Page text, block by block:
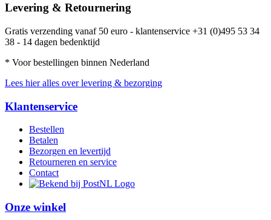
Levering & Retournering
Gratis verzending vanaf 50 euro - klantenservice +31 (0)495 53 34
38 - 14 dagen bedenktijd
* Voor bestellingen binnen Nederland
Lees hier alles over levering & bezorging
Klantenservice
Bestellen
Betalen
Bezorgen en levertijd
Retourneren en service
Contact
Onze winkel